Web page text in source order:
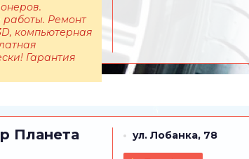
Ремонт
компьютерная
Гарантия
Планета
ул. Лобанка, 78